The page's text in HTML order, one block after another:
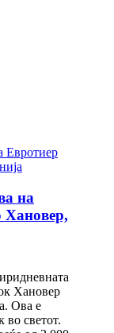
на
Хановер,
Хановер
Ова е
во светот.